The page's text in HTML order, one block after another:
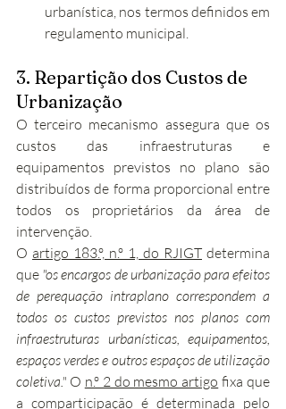
urbanística, nos termos definidos em
regulamento municipal.
3. Repartição dos Custos de
Urbanização
O terceiro mecanismo assegura que os
custos das infraestruturas e
equipamentos previstos no plano são
distribuídos de forma proporcional entre
todos os proprietários da área de
intervenção.
O artigo 183.º, n.º 1, do RJIGT determina
que "os encargos de urbanização para efeitos
de perequação intraplano correspondem a
todos os custos previstos nos planos com
infraestruturas urbanísticas, equipamentos,
espaços verdes e outros espaços de utilização
coletiva." O n.º 2 do mesmo artigo fixa que
a comparticipação é determinada pelo